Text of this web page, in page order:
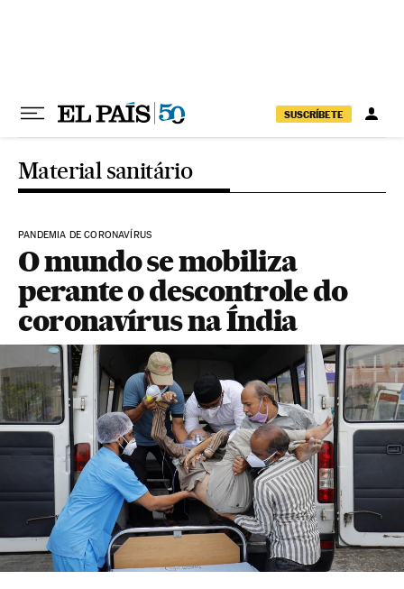
SUSCRÍBETE
Material sanitário
PANDEMIA DE CORONAVÍRUS
O mundo se mobiliza
perante o descontrole do
coronavírus na Índia